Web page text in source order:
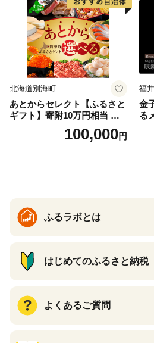
北海道別海町
あとからセレクト【ふるさと
ギフト】寄附10万円相当 あ
とから選べる！ ギフト いく
ら ほたて 海鮮 牛肉 別海町
ギフト ふるさと納税 ）
100,000円
福
金
る
ふるラボとは
はじめてのふるさと納税
よくあるご質問